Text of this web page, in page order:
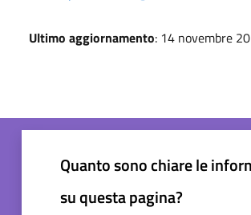
Ultimo aggiornamento: 14 novembre
Quanto sono chiare le
su questa pagina?